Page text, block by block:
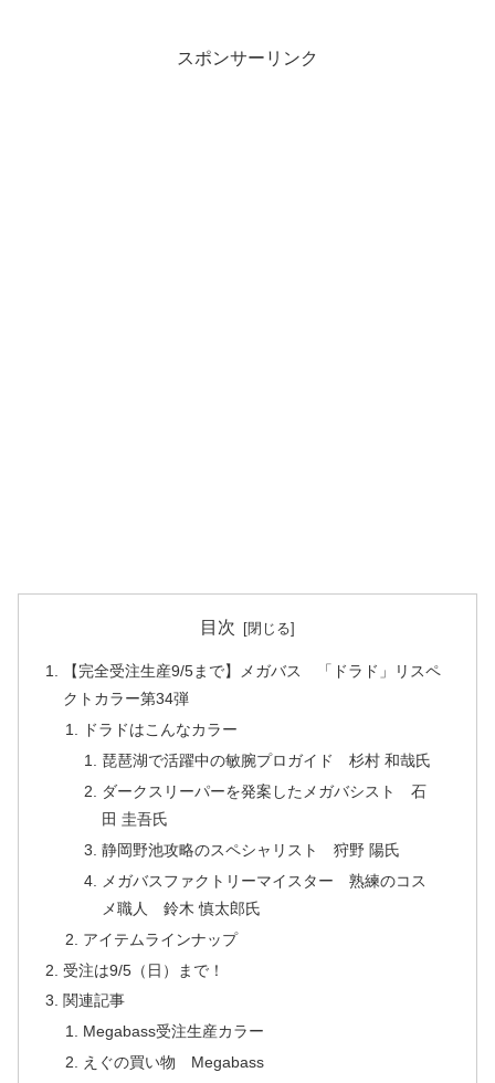
スポンサーリンク
目次
【完全受注生産9/5まで】メガバス 「ドラド」リスペ
クトカラー第34弾
ドラドはこんなカラー
琵琶湖で活躍中の敏腕プロガイド 杉村 和哉氏
ダークスリーパーを発案したメガバシスト 石
田 圭吾氏
静岡野池攻略のスペシャリスト 狩野 陽氏
メガバスファクトリーマイスター 熟練のコス
メ職人 鈴木 慎太郎氏
アイテムラインナップ
受注は9/5（日）まで！
関連記事
Megabass受注生産カラー
えぐの買い物 Megabass